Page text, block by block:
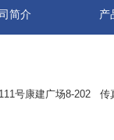
简介 产
号康建广场8-202